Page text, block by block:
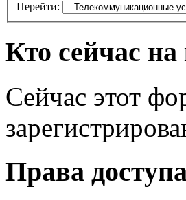
Перейти:
Кто сейчас
Сейчас этот
Права